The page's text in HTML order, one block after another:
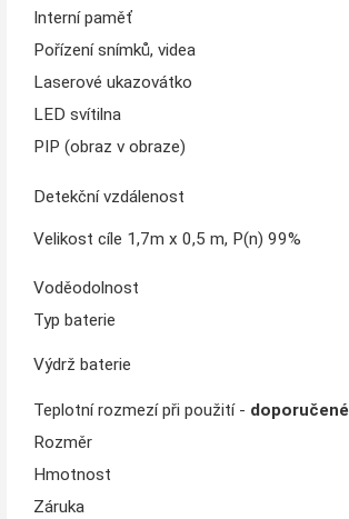
Interní paměť
Pořízení snímků, videa
Laserové ukazovátko
LED svítilna
PIP (obraz v obraze)
Detekční vzdálenost
Velikost cíle 1,7m x 0,5 m, P(n) 99%
Voděodolnost
Typ baterie
Výdrž baterie
Teplotní rozmezí při použití - doporučené
Rozměr
Hmotnost
Záruka